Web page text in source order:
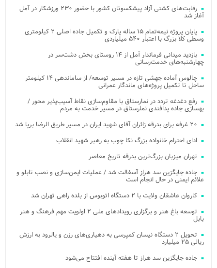
رقابت‌های کشتی آزاد پیشکسوتان کشور با حضور ۲۳۰ ورزشکار در آمل
آغاز شد
پایان پروژه نیمه‌تمام ۱۵ ساله پارک و تکمیل جاده اصلی ۲ کیلومتری
وسطی کلا بزرگ با اعتبار ۵۴۰ میلیاردی
بازدید میدانی فرماندار آمل از ۱۴ روستای بخش دشت‌سر در
چهارشنبه‌های خدمت‌رسانی
چالوس آماده جهشی تازه در مسیر توسعه/ از ساماندهی ۱۴ کیلومتر
ساحل تا تکمیل پروژه‌های ماندگار عمرانی
رفع دغدغه تردد در نمارستاق با مقاوم‌سازی نقاط آسیب‌پذیر محور /
بهسازی جاده پدافندی نمارستاق در مسیر خدمت به مردم
۲۰ غرفه برای بدرقه زائران آقای شهید ایران در مسیر طریق الرضا برپا شد
ادای احترام خانواده بزرگ نکا چوب به رهبر شهید انقلاب
تهران میزبان بزرگ‌ترین بدرقه تاریخ معاصر
جاده جایگزین سد هراز آسفالت شد / عملیات ایمن‌سازی و نصب تابلو و
علائم ایمنی در حال انجام است
کاروان عاشقان ولایت با ۲ دستگاه اتوبوس از بلده راهی تهران شد
توسعه باغ هنر و برگزاری رویدادهای ملی ۲ اولویت مهم فرهنگ و هنر
بابل
تحویل ۲ دستگاه نیسان کمپرسی به دهیاری‌های رزن و یالرود به ارزش
ریالی ۲۵ میلیارد
جاده جایگزین سد هراز تا هفته آینده افتتاح می‌شود